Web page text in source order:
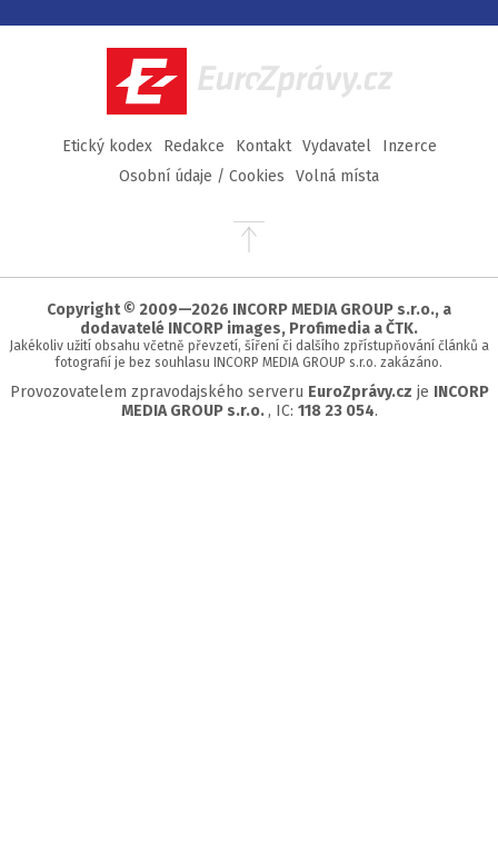
Facebook
TwitterInstagram
YouTube
EuroZprávy.cz
Etický kodex Redakce Kontakt Vydavatel
Inzerce
Osobní údaje / Cookies
Volná místa
Přejít
stránky
Copyright © 2009—2026 INCORP MEDIA GROUP s.r.o., a
dodavatelé INCORP images, Profimedia a ČTK.
Jakékoliv užití obsahu včetně převzetí, šíření či dalšího zpřístupňování článků a
fotografií je bez souhlasu INCORP MEDIA GROUP s.r.o. zakázáno.
Provozovatelem zpravodajského serveru EuroZprávy.cz je INCORP
MEDIA GROUP s.r.o. , IC: 118 23 054.